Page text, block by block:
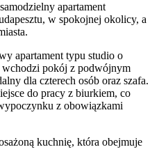
apartament
w spokojnej okolicy, a
apartament typu studio o
wchodzi pokój z podwójnym
dla czterech osób oraz szafa.
do pracy z biurkiem, co
z obowiązkami
kuchnię, która obejmuje